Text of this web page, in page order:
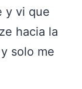
y vi que
hacia la
solo me